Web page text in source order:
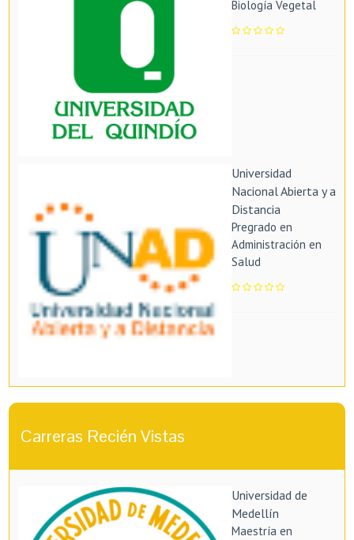
Biología Vegetal
Universidad
Nacional Abierta y a
Distancia
Pregrado en
Administración en
Salud
Carreras Recién Vistas
Universidad de
Medellín
Maestría en